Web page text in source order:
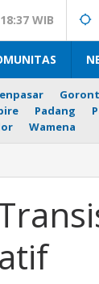
WIB
Padang
Wamena